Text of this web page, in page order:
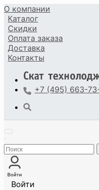
О компании
Каталог
Скидки
Оплата заказа
Доставка
Контакты
+7 (495) 663-
Войти
Войти